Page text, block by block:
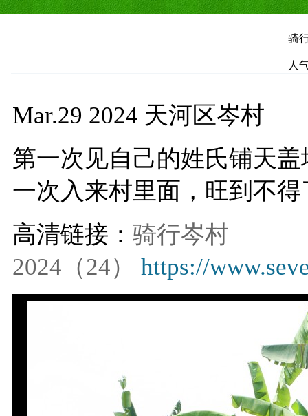
骑
人
Mar.29 2024 天河区岑村
第一次见自己的姓氏铺天
一次入来村里面，旺到不得
高清链接： 骑行岑村
2024（24）
https://